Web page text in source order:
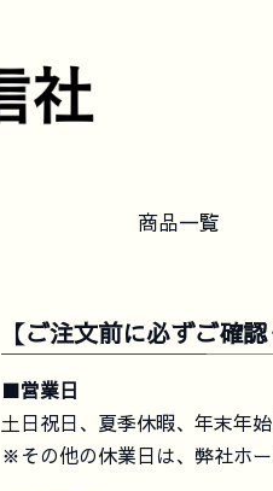
商品一覧
【ご注文前に必ずご確認
■営業日
土日祝日、夏季休暇、年末年
※その他の休業日は、弊社ホ